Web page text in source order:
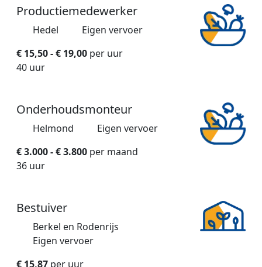
Productiemedewerker
Hedel
Eigen vervoer
€ 15,50 - € 19,00 per uur
40 uur
Onderhoudsmonteur
Helmond
Eigen vervoer
€ 3.000 - € 3.800 per maand
36 uur
Bestuiver
Berkel en Rodenrijs
Eigen vervoer
€ 15,87 per uur